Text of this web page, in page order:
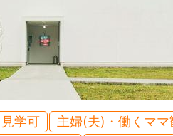
見学可
主婦(夫)・働くママ